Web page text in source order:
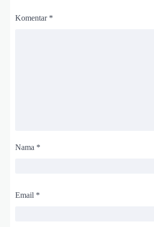
Komentar *
Nama *
Email *